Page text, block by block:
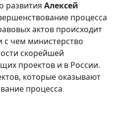
развития Алексей
процесса
актов происходит
с чем министерство
скорейшей
проектов и в России.
которые оказывают
процесса